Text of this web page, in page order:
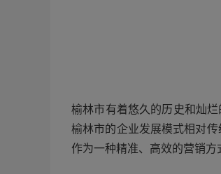
榆林市有着悠久的历史和灿
榆林市的企业发展模式相对
作为一种精准、高效的营销方